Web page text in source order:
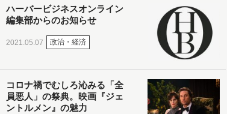
ハーバービジネスオンライン
編集部からのお知らせ
2021.05.07 政治・経済
コロナ禍でむしろ沁みる「全
員悪人」の祭典。映画『ジェ
ントルメン』の魅力